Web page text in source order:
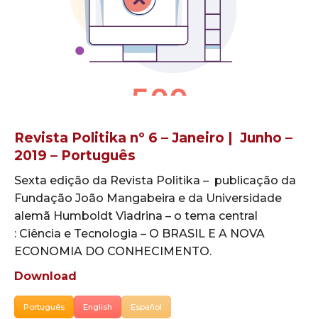
Revista Politika nº 6 – Janeiro | Junho –
2019 – Português
Sexta edição da Revista Politika – publicação da
Fundação João Mangabeira e da Universidade
alemã Humboldt Viadrina – o tema central
: Ciência e Tecnologia – O BRASIL E A NOVA
ECONOMIA DO CONHECIMENTO.
Download
Português English Español